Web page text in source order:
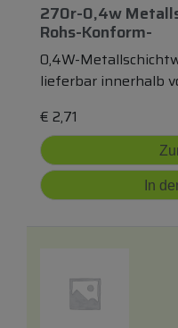
270r-0,4w
Rohs-Konform-
0,4W-
lieferbar innerhalb
€ 2,71
In